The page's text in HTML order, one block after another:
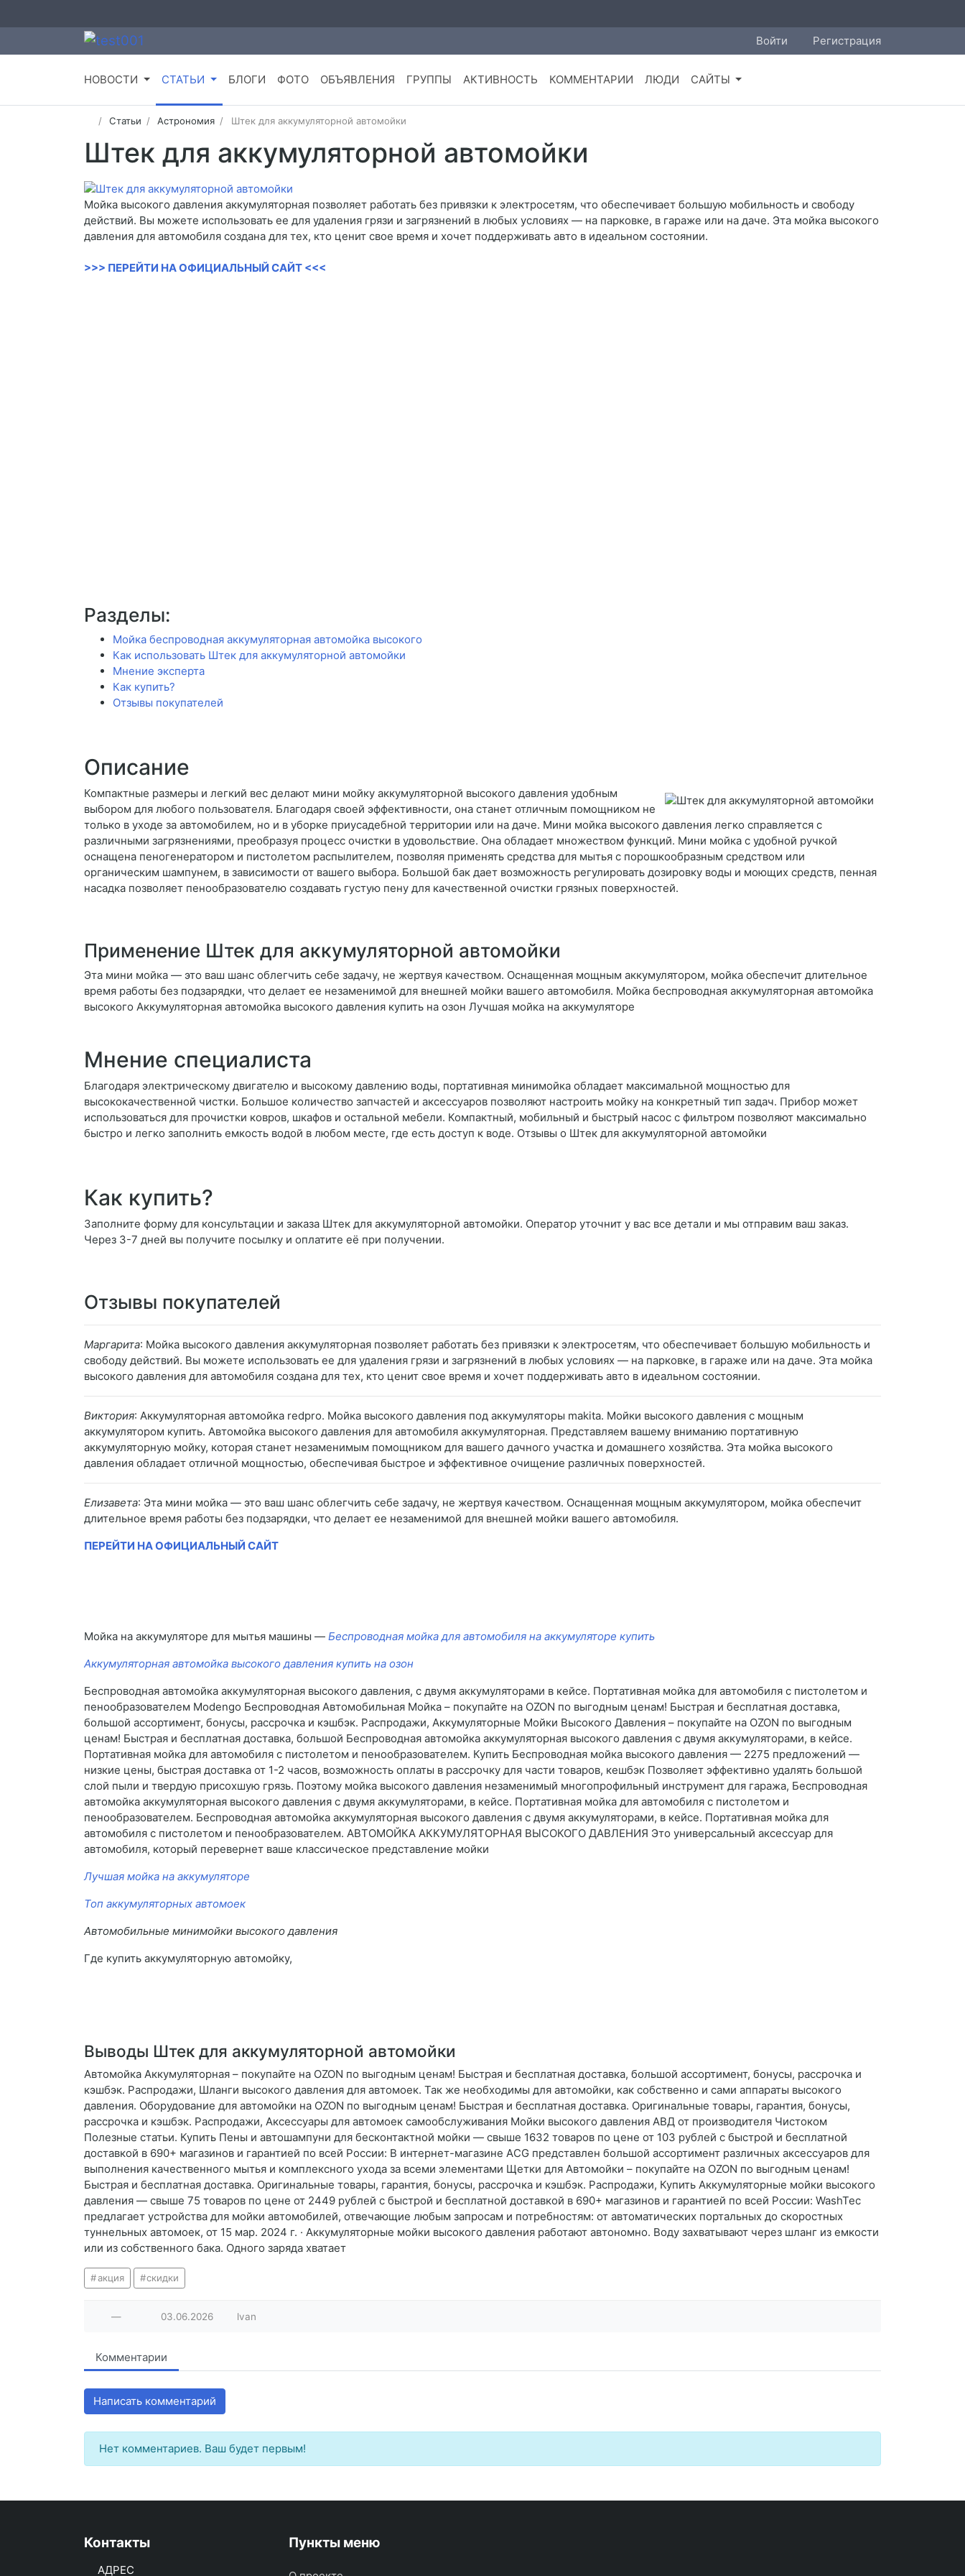
Войти Регистрация
НОВОСТИ СТАТЬИ БЛОГИ ФОТО ОБЪЯВЛЕНИЯ ГРУППЫ АКТИВНОСТЬ КОММЕНТАРИИ ЛЮДИ САЙТЫ
Статьи Астрономия Штек для аккумуляторной автомойки
Штек для аккумуляторной автомойки
Мойка высокого давления аккумуляторная позволяет работать без привязки к электросетям, что обеспечивает большую мобильность и свободу
действий. Вы можете использовать ее для удаления грязи и загрязнений в любых условиях — на парковке, в гараже или на даче. Эта мойка высокого
давления для автомобиля создана для тех, кто ценит свое время и хочет поддерживать авто в идеальном состоянии.
>>> ПЕРЕЙТИ НА ОФИЦИАЛЬНЫЙ САЙТ <<<
Разделы:
Мойка беспроводная аккумуляторная автомойка высокого
Как использовать Штек для аккумуляторной автомойки
Мнение эксперта
Как купить?
Отзывы покупателей
Описание
Компактные размеры и легкий вес делают мини мойку аккумуляторной высокого давления удобным
выбором для любого пользователя. Благодаря своей эффективности, она станет отличным помощником не
только в уходе за автомобилем, но и в уборке приусадебной территории или на даче. Мини мойка высокого давления легко справляется с
различными загрязнениями, преобразуя процесс очистки в удовольствие. Она обладает множеством функций. Мини мойка с удобной ручкой
оснащена пеногенератором и пистолетом распылителем, позволяя применять средства для мытья с порошкообразным средством или
органическим шампунем, в зависимости от вашего выбора. Большой бак дает возможность регулировать дозировку воды и моющих средств, пенная
насадка позволяет пенообразователю создавать густую пену для качественной очистки грязных поверхностей.
Применение Штек для аккумуляторной автомойки
Эта мини мойка — это ваш шанс облегчить себе задачу, не жертвуя качеством. Оснащенная мощным аккумулятором, мойка обеспечит длительное
время работы без подзарядки, что делает ее незаменимой для внешней мойки вашего автомобиля. Мойка беспроводная аккумуляторная автомойка
высокого Аккумуляторная автомойка высокого давления купить на озон Лучшая мойка на аккумуляторе
Мнение специалиста
Благодаря электрическому двигателю и высокому давлению воды, портативная минимойка обладает максимальной мощностью для
высококачественной чистки. Большое количество запчастей и аксессуаров позволяют настроить мойку на конкретный тип задач. Прибор может
использоваться для прочистки ковров, шкафов и остальной мебели. Компактный, мобильный и быстрый насос с фильтром позволяют максимально
быстро и легко заполнить емкость водой в любом месте, где есть доступ к воде. Отзывы о Штек для аккумуляторной автомойки
Как купить?
Заполните форму для консультации и заказа Штек для аккумуляторной автомойки. Оператор уточнит у вас все детали и мы отправим ваш заказ.
Через 3-7 дней вы получите посылку и оплатите её при получении.
Отзывы покупателей
Маргарита: Мойка высокого давления аккумуляторная позволяет работать без привязки к электросетям, что обеспечивает большую мобильность и
свободу действий. Вы можете использовать ее для удаления грязи и загрязнений в любых условиях — на парковке, в гараже или на даче. Эта мойка
высокого давления для автомобиля создана для тех, кто ценит свое время и хочет поддерживать авто в идеальном состоянии.
Виктория: Аккумуляторная автомойка redpro. Мойка высокого давления под аккумуляторы makita. Мойки высокого давления с мощным
аккумулятором купить. Автомойка высокого давления для автомобиля аккумуляторная. Представляем вашему вниманию портативную
аккумуляторную мойку, которая станет незаменимым помощником для вашего дачного участка и домашнего хозяйства. Эта мойка высокого
давления обладает отличной мощностью, обеспечивая быстрое и эффективное очищение различных поверхностей.
Елизавета: Эта мини мойка — это ваш шанс облегчить себе задачу, не жертвуя качеством. Оснащенная мощным аккумулятором, мойка обеспечит
длительное время работы без подзарядки, что делает ее незаменимой для внешней мойки вашего автомобиля.
ПЕРЕЙТИ НА ОФИЦИАЛЬНЫЙ САЙТ
Мойка на аккумуляторе для мытья машины — Беспроводная мойка для автомобиля на аккумуляторе купить
Аккумуляторная автомойка высокого давления купить на озон
Беспроводная автомойка аккумуляторная высокого давления, с двумя аккумуляторами в кейсе. Портативная мойка для автомобиля с пистолетом и
пенообразователем Modengo Беспроводная Автомобильная Мойка – покупайте на OZON по выгодным ценам! Быстрая и бесплатная доставка,
большой ассортимент, бонусы, рассрочка и кэшбэк. Распродажи, Аккумуляторные Мойки Высокого Давления – покупайте на OZON по выгодным
ценам! Быстрая и бесплатная доставка, большой Беспроводная автомойка аккумуляторная высокого давления с двумя аккумуляторами, в кейсе.
Портативная мойка для автомобиля с пистолетом и пенообразователем. Купить Беспроводная мойка высокого давления — 2275 предложений —
низкие цены, быстрая доставка от 1-2 часов, возможность оплаты в рассрочку для части товаров, кешбэк Позволяет эффективно удалять большой
слой пыли и твердую присохшую грязь. Поэтому мойка высокого давления незаменимый многопрофильный инструмент для гаража, Беспроводная
автомойка аккумуляторная высокого давления с двумя аккумуляторами, в кейсе. Портативная мойка для автомобиля с пистолетом и
пенообразователем. Беспроводная автомойка аккумуляторная высокого давления с двумя аккумуляторами, в кейсе. Портативная мойка для
автомобиля с пистолетом и пенообразователем. АВТОМОЙКА АККУМУЛЯТОРНАЯ ВЫСОКОГО ДАВЛЕНИЯ Это универсальный аксессуар для
автомобиля, который перевернет ваше классическое представление мойки
Лучшая мойка на аккумуляторе
Топ аккумуляторных автомоек
Автомобильные минимойки высокого давления
Где купить аккумуляторную автомойку,
Выводы Штек для аккумуляторной автомойки
Автомойка Аккумуляторная – покупайте на OZON по выгодным ценам! Быстрая и бесплатная доставка, большой ассортимент, бонусы, рассрочка и
кэшбэк. Распродажи, Шланги высокого давления для автомоек. Так же необходимы для автомойки, как собственно и сами аппараты высокого
давления. Оборудование для автомойки на OZON по выгодным ценам! Быстрая и бесплатная доставка. Оригинальные товары, гарантия, бонусы,
рассрочка и кэшбэк. Распродажи, Аксессуары для автомоек самообслуживания Мойки высокого давления АВД от производителя Чистоком
Полезные статьи. Купить Пены и автошампуни для бесконтактной мойки — свыше 1632 товаров по цене от 103 рублей с быстрой и бесплатной
доставкой в 690+ магазинов и гарантией по всей России: В интернет-магазине AСG представлен большой ассортимент различных аксессуаров для
выполнения качественного мытья и комплексного ухода за всеми элементами Щетки для Автомойки – покупайте на OZON по выгодным ценам!
Быстрая и бесплатная доставка. Оригинальные товары, гарантия, бонусы, рассрочка и кэшбэк. Распродажи, Купить Аккумуляторные мойки высокого
давления — свыше 75 товаров по цене от 2449 рублей с быстрой и бесплатной доставкой в 690+ магазинов и гарантией по всей России: WashTec
предлагает устройства для мойки автомобилей, отвечающие любым запросам и потребностям: от автоматических портальных до скоростных
туннельных автомоек, от 15 мар. 2024 г. · Аккумуляторные мойки высокого давления работают автономно. Воду захватывают через шланг из емкости
или из собственного бака. Одного заряда хватает
акция скидки
— 03.06.2026 lvan
Комментарии
Написать комментарий
Нет комментариев. Ваш будет первым!
Контакты
АДРЕС
Пункты меню